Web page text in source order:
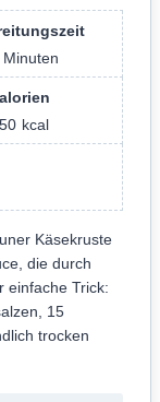
Minuten
kcal
Käsekruste
die durch
einfache Trick:
15
trocken